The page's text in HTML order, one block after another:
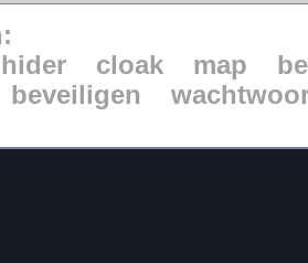
cloak map
beveiligen